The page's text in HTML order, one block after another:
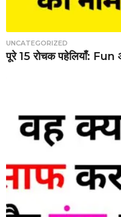
UNCATEGORIZED
पूरे 15 रोचक पहेलियाँ: